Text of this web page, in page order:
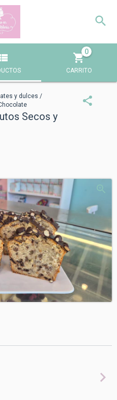
CARRITO
0
y dulces /
Secos y